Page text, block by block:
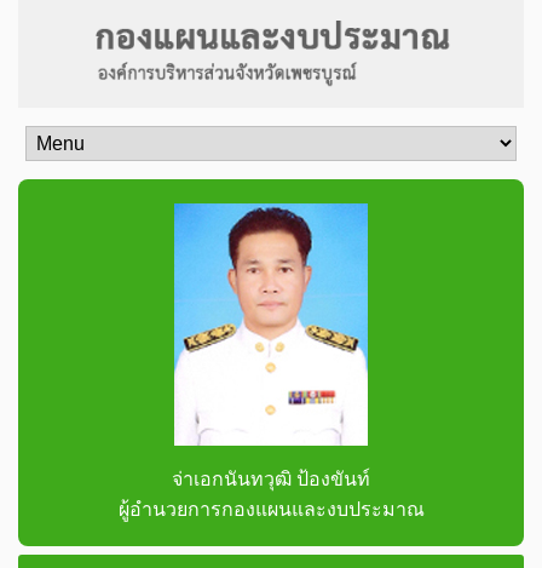
จ่าเอกนันทวุฒิ ป้องขันท์
ผู้อำนวยการกองแผนและงบประมาณ